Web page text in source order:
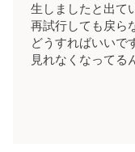
生しましたと出て
再試行しても戻ら
どうすればいいで
見れなくなってる